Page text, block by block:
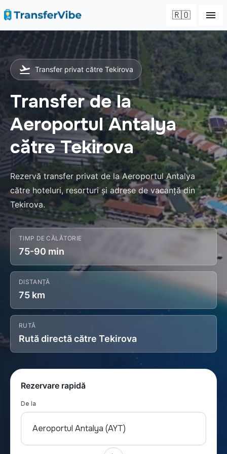
🇷🇴
Transfer privat către Tekirova
Transfer de la
Aeroportul Antalya
către Tekirova
Rezervă transfer privat de la Aeroportul Antalya
către hoteluri, resorturi și adrese de vacanță din
Tekirova.
TIMP DE CĂLĂTORIE
75-90 min
DISTANȚĂ
75 km
RUTĂ
Rută directă către Tekirova
Rezervare rapidă
De la
Aeroportul Antalya (AYT)